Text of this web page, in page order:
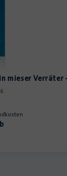
mieser Verräter